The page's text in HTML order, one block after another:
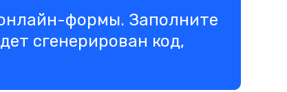
формы. Заполните
сгенерирован код,